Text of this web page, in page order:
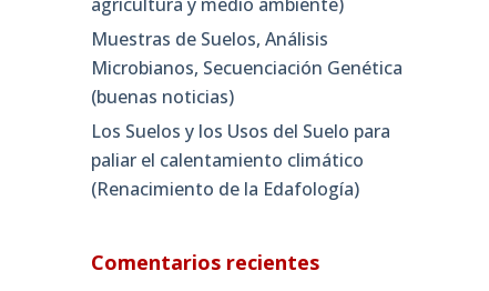
agricultura y medio ambiente)
Muestras de Suelos, Análisis
Microbianos, Secuenciación Genética
(buenas noticias)
Los Suelos y los Usos del Suelo para
paliar el calentamiento climático
(Renacimiento de la Edafología)
Comentarios recientes